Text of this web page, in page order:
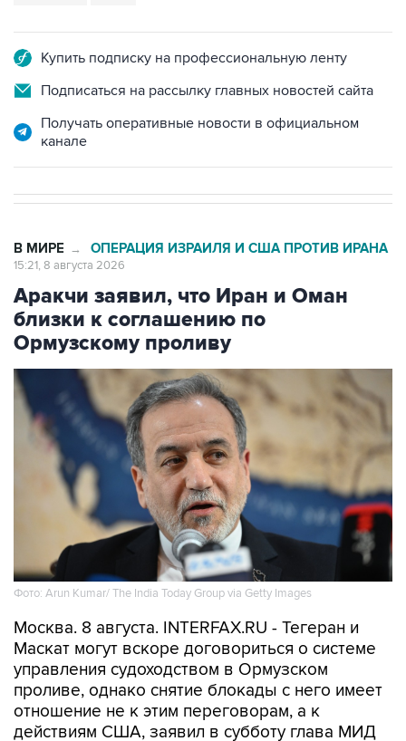
Купить подписку на профессиональную ленту
Подписаться на рассылку главных новостей сайта
Получать оперативные новости в официальном
канале
В МИРЕ → ОПЕРАЦИЯ ИЗРАИЛЯ И США ПРОТИВ ИРАНА
15:21, 8 августа 2026
Аракчи заявил, что Иран и Оман
близки к соглашению по
Ормузскому проливу
Фото: Arun Kumar/ The India Today Group via Getty Images
Москва. 8 августа. INTERFAX.RU - Тегеран и
Маскат могут вскоре договориться о системе
управления судоходством в Ормузском
проливе, однако снятие блокады с него имеет
отношение не к этим переговорам, а к
действиям США, заявил в субботу глава МИД